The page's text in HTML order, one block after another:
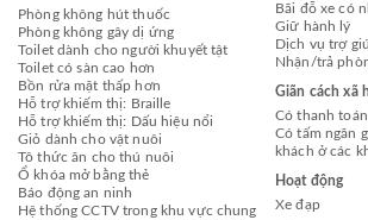
Phòng không hút thuốc
Phòng không gây dị ứng
Toilet dành cho người khuyết tật
Toilet có sàn cao hơn
Bồn rửa mặt thấp hơn
Hỗ trợ khiếm thị: Braille
Hỗ trợ khiếm thị: Dấu hiệu nổi
Giỏ dành cho vật nuôi
Tô thức ăn cho thú nuôi
Ổ khóa mở bằng thẻ
Báo động an ninh
Hệ thống CCTV trong khu vực chung
Bãi đỗ xe có
Giữ hành lý
Dịch vụ trợ
Nhận/trả
Giãn cách xã
Có thanh
Có tấm ngăn
khách ở các
Hoạt động
Xe đạp